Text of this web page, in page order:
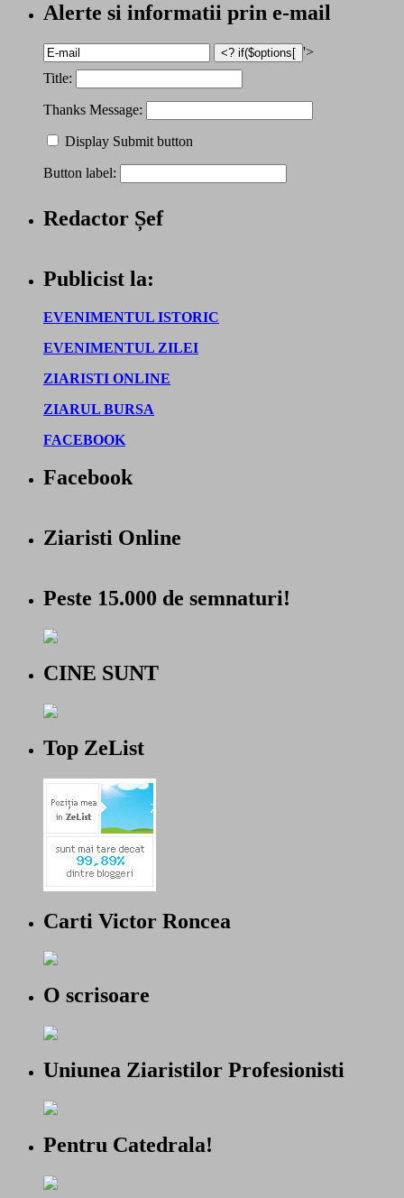
Alerte si informatii prin e-mail
'>
Title:
Thanks Message:
Display Submit button
Button label:
Redactor Șef
Publicist la:
EVENIMENTUL ISTORIC
EVENIMENTUL ZILEI
ZIARISTI ONLINE
ZIARUL BURSA
FACEBOOK
Facebook
Ziaristi Online
Peste 15.000 de semnaturi!
CINE SUNT
Top ZeList
Carti Victor Roncea
O scrisoare
Uniunea Ziaristilor Profesionisti
Pentru Catedrala!